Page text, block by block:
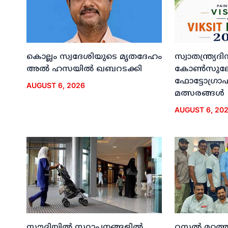
കൊല്ലം സ്വദേശിയുടെ മൃതദേഹം
അല്‍ ഹസയില്‍ ഖബറടക്കി
AUGUST 6, 2026
മത്സരങ്ങള്‍
AUGUST 6,